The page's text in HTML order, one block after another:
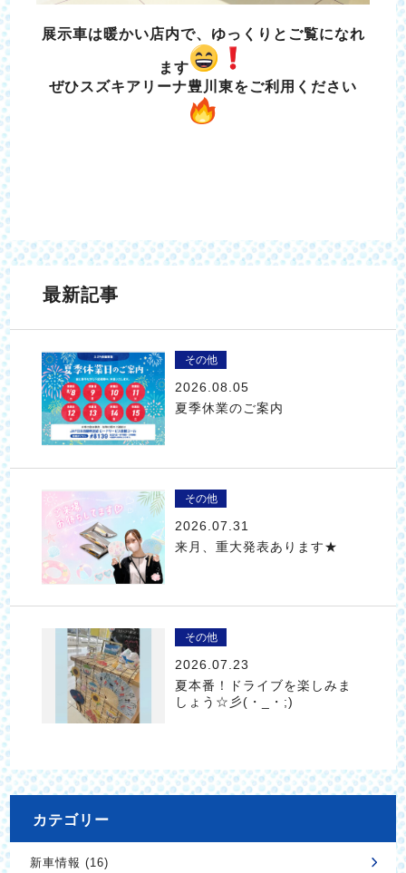
展示車は暖かい店内で、ゆっくりとご覧になれ
ます
ぜひスズキアリーナ豊川東をご利用ください
最新記事
その他
2026.08.05
夏季休業のご案内
その他
2026.07.31
来月、重大発表あります★
その他
2026.07.23
夏本番！ドライブを楽しみま
しょう☆彡(・_・;)
カテゴリー
新車情報 (16)